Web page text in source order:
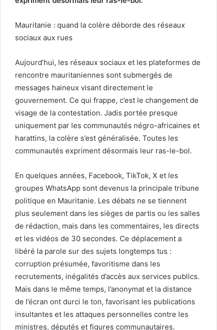
Mauritanie : quand la colère déborde des réseaux
sociaux aux rues
Aujourd’hui, les réseaux sociaux et les plateformes de
rencontre mauritaniennes sont submergés de
messages haineux visant directement le
gouvernement. Ce qui frappe, c’est le changement de
visage de la contestation. Jadis portée presque
uniquement par les communautés négro-africaines et
harattins, la colère s’est généralisée. Toutes les
communautés expriment désormais leur ras-le-bol.
En quelques années, Facebook, TikTok, X et les
groupes WhatsApp sont devenus la principale tribune
politique en Mauritanie. Les débats ne se tiennent
plus seulement dans les sièges de partis ou les salles
de rédaction, mais dans les commentaires, les directs
et les vidéos de 30 secondes. Ce déplacement a
libéré la parole sur des sujets longtemps tus :
corruption présumée, favoritisme dans les
recrutements, inégalités d’accès aux services publics.
Mais dans le même temps, l’anonymat et la distance
de l’écran ont durci le ton, favorisant les publications
insultantes et les attaques personnelles contre les
ministres, députés et figures communautaires.